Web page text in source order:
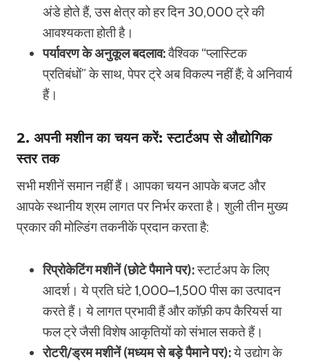
अंडे होते हैं, उस क्षेत्र को हर दिन 30,000 ट्रे की
आवश्यकता होती है।
पर्यावरण के अनुकूल बदलाव:वैश्विक “प्लास्टिक
प्रतिबंधों” के साथ, पेपर ट्रे अब विकल्प नहीं हैं; वे अनिवार्य
हैं।
2. अपनी मशीन का चयन करें: स्टार्टअप से औद्योगिक
स्तर तक
सभी मशीनें समान नहीं हैं। आपका चयन आपके बजट और
आपके स्थानीय श्रम लागत पर निर्भर करता है। शुली तीन मुख्य
प्रकार की मोल्डिंग तकनीकें प्रदान करता है:
रिप्रोकेटिंग मशीनें (छोटे पैमाने पर):स्टार्टअप के लिए
आदर्श। ये प्रति घंटे 1,000–1,500 पीस का उत्पादन
करते हैं। ये लागत प्रभावी हैं और कॉफ़ी कप कैरियर्स या
फल ट्रे जैसी विशेष आकृतियों को संभाल सकते हैं।
रोटरी/ड्रम मशीनें (मध्यम से बड़े पैमाने पर):ये उद्योग के